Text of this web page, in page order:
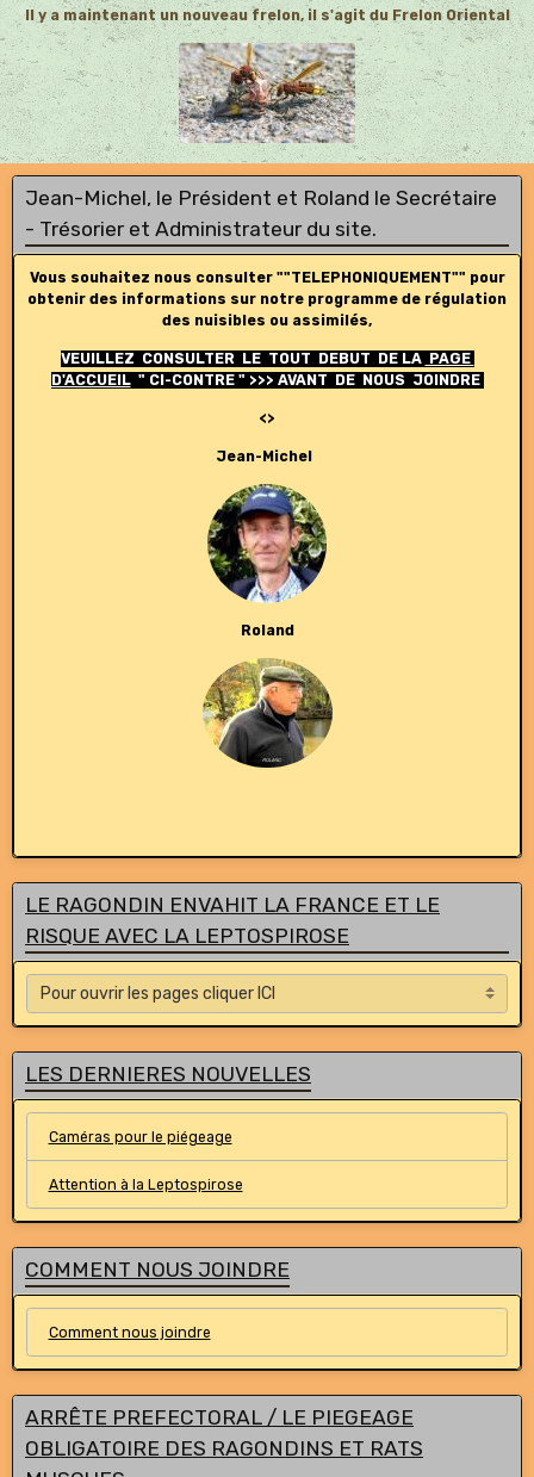
Il y a maintenant un nouveau frelon, il s'agit du Frelon Oriental
Jean-Michel, le Président et Roland le Secrétaire
- Trésorier et Administrateur du site.
Vous souhaitez nous consulter ""TELEPHONIQUEMENT"" pour
obtenir des informations sur notre programme de régulation
des nuisibles ou assimilés,
VEUILLEZ CONSULTER LE TOUT DEBUT DE LA PAGE
D'ACCUEIL" CI-CONTRE " >>> AVANT DE NOUS JOINDRE
<>
Jean-Michel
Roland
LE RAGONDIN ENVAHIT LA FRANCE ET LE
RISQUE AVEC LA LEPTOSPIROSE
LES DERNIERES NOUVELLES
Caméras pour le piégeage
Attention à la Leptospirose
COMMENT NOUS JOINDRE
Comment nous joindre
ARRÊTE PREFECTORAL / LE PIEGEAGE
OBLIGATOIRE DES RAGONDINS ET RATS